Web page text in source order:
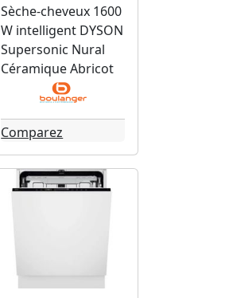
Sèche-cheveux 1600
W intelligent DYSON
Supersonic Nural
Céramique Abricot
Comparez